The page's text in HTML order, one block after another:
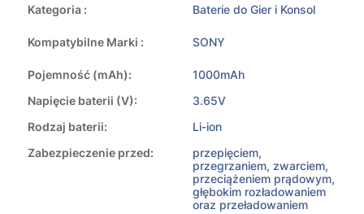
Kategoria : Baterie do Gier i Konsol
Kompatybilne Marki : SONY
Pojemność (mAh):
1000mAh
Napięcie baterii (V):
3.65V
Rodzaj baterii:
Li-ion
Zabezpieczenie przed:
przepięciem,
przegrzaniem, zwarciem,
przeciążeniem prądowym,
głębokim rozładowaniem
oraz przeładowaniem